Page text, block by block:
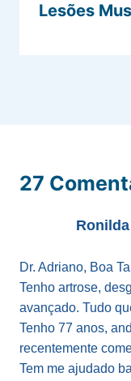
Lesões
27
Dr. Adriano, Boa
Tenho artrose,
avançado. Tudo
Tenho 77 anos,
recentemente
Tem me ajudado